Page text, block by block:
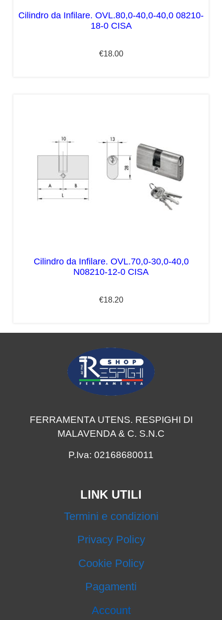
Cilindro da Infilare. OVL.80,0-40,0-40,0 08210-
18-0 CISA
€18.00
Cilindro da Infilare. OVL.70,0-30,0-40,0
N08210-12-0 CISA
€18.20
FERRAMENTA UTENS. RESPIGHI DI
MALAVENDA & C. S.N.C
P.Iva: 02168680011
LINK UTILI
Termini e condizioni
Privacy Policy
Cookie Policy
Pagamenti
Account